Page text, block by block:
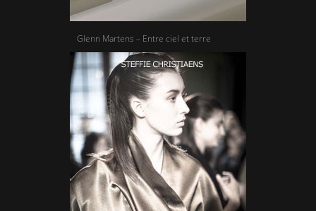
Glenn Martens – Entre ciel et terre